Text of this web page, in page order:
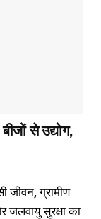
से उद्योग,
जीवन, ग्रामीण
जलवायु सुरक्षा का